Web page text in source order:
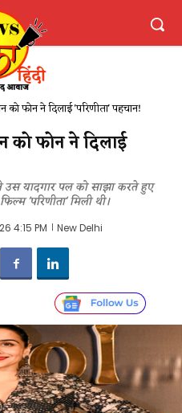
को फोन ने दिलाई 'परिणीता' पहचान​!
को फोन ने दिलाई
उस यादगार पल को साझा करते हुए
'परिणीता' मिली थी।
4:15 PM New Delhi